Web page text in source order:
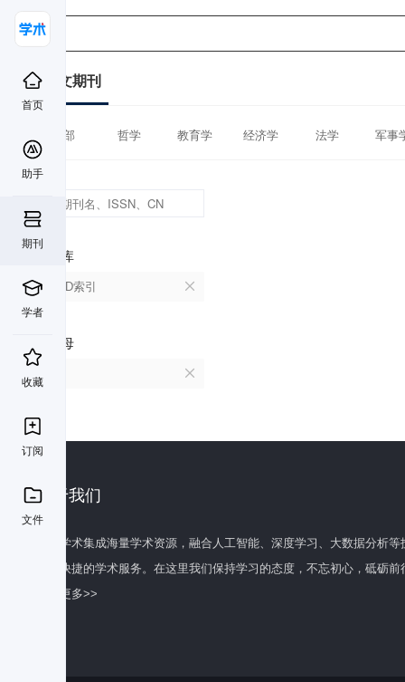
首页
助手
期刊
学者
收藏
订阅
文件
中文期刊
全部 哲学 教育学 经济学 法学 军事
数据库
CSCD索引
首字母
关于我们
百度学术集成海量学术资源，融合人工智能、深度学习、大数据分析
全面快捷的学术服务。在这里我们保持学习的态度，不忘初心，砥砺前
了解更多>>